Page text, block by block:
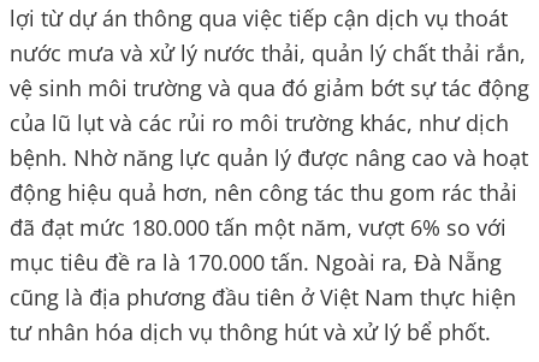
lợi từ dự án thông qua việc tiếp cận dịch vụ thoát
nước mưa và xử lý nước thải, quản lý chất thải rắn,
vệ sinh môi trường và qua đó giảm bớt sự tác động
của lũ lụt và các rủi ro môi trường khác, như dịch
bệnh. Nhờ năng lực quản lý được nâng cao và hoạt
động hiệu quả hơn, nên công tác thu gom rác thải
đã đạt mức 180.000 tấn một năm, vượt 6% so với
mục tiêu đề ra là 170.000 tấn. Ngoài ra, Đà Nẵng
cũng là địa phương đầu tiên ở Việt Nam thực hiện
tư nhân hóa dịch vụ thông hút và xử lý bể phốt.